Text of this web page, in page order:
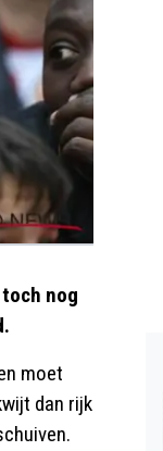
nog
moet
dan rijk